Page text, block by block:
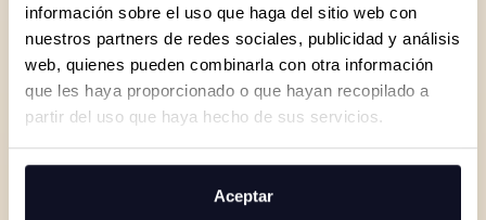
información sobre el uso que haga del sitio web con
nuestros partners de redes sociales, publicidad y análisis
web, quienes pueden combinarla con otra información
que les haya proporcionado o que hayan recopilado a
partir del uso que haya hecho de sus servicios.
Aceptar
Obtenga más información sobre quiénes somos,
cómo puede contactarnos y cómo procesamos los
datos personales en nuestra Política de privacidad.
favor, indique el ID y la fecha de su consentimiento.
Su consentimiento se aplica a los siguientes